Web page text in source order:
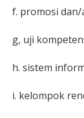
f. promosi
g, uji
h. sistem
i. kelompok